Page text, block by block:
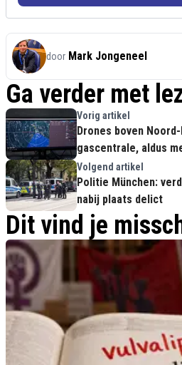
door Mark Jongeneel
Ga verder met
Vorig artikel
Drones boven
gascentrale, aldus
Volgend artikel
Politie München:
nabij plaats delict
Dit vind je